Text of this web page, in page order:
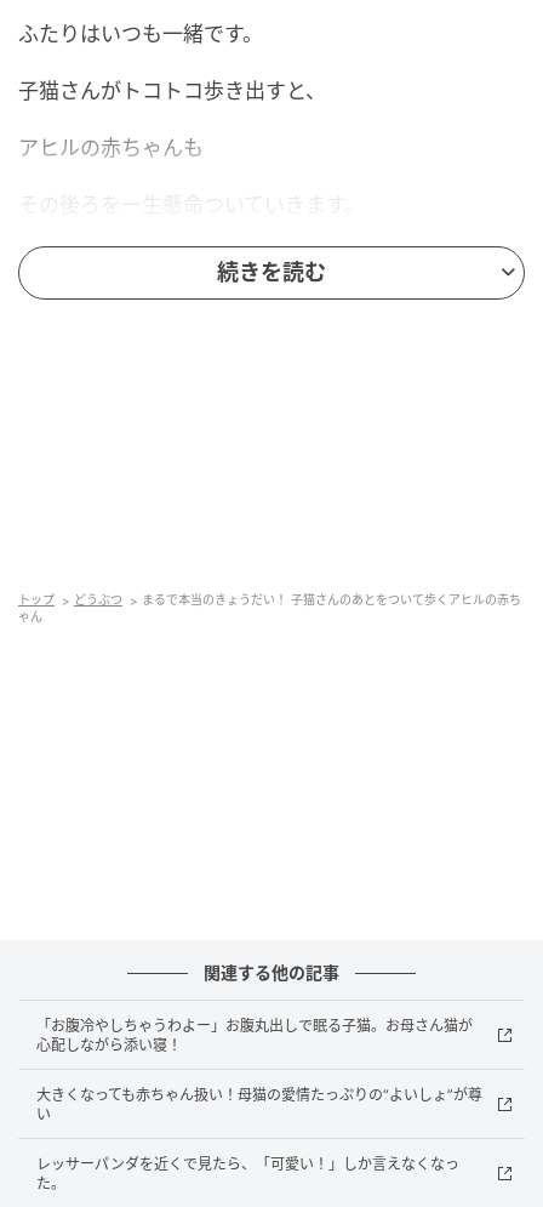
ふたりはいつも一緒です。
子猫さんがトコトコ歩き出すと、
アヒルの赤ちゃんも
その後ろを一生懸命ついていきます。
子猫さんが立ち止まれば、
今度はふたりで探検タイム。
仲良く並んでいる場面まであり、
すっかり自然な仲良しコンビです。
どこへ行くのも一緒、休む時も一緒。
本当のきょうだいみたいなふたりに、
続きを読む
トップ どうぶつ
まるで本当のきょうだい！ 子猫さんのあとをついて歩くアヒルの赤ち
ゃん
関連する他の記事
「お腹冷やしちゃうわよー」お腹丸出しで眠る子猫。お母さん猫が
心配しながら添い寝！
大きくなっても赤ちゃん扱い！母猫の愛情たっぷりの“よいしょ”が尊
い
レッサーパンダを近くで見たら、「可愛い！」しか言えなくなっ
た。